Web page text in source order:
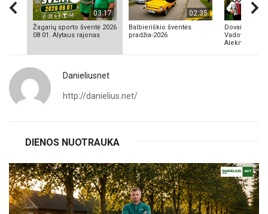
03:17
Žagarių sporto šventė 2026
08 01. Alytaus rajonas
02:35
Balbieriškio šventės
pradžia-2026
Dovainonių
Vadovas
Aleknavičius
Danieliusnet
http://danielius.net/
DIENOS NUOTRAUKA